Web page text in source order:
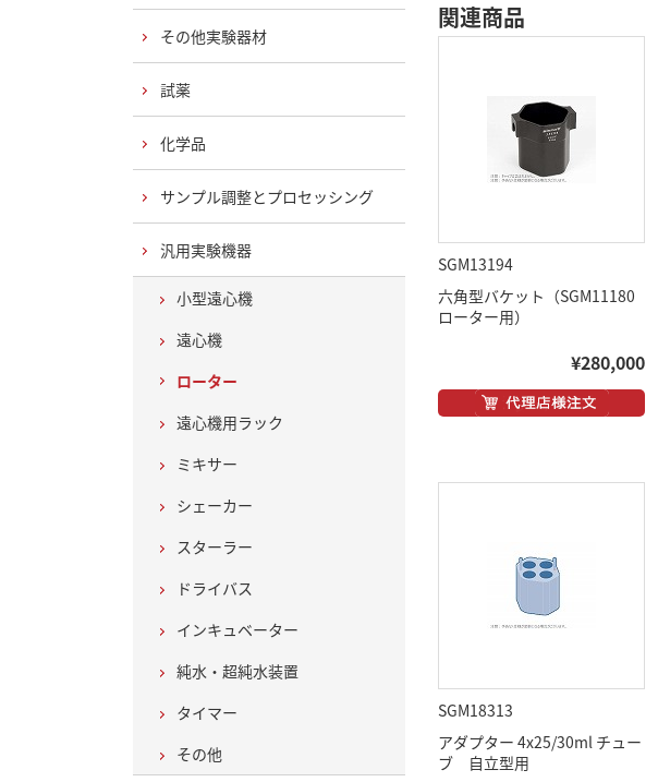
関連商品
SGM13194
六角型バケット（SGM11180
ローター用）
¥280,000
SGM18313
アダプター 4x25/30ml チュー
ブ 自立型用
その他実験器材
試薬
化学品
サンプル調整とプロセッシング
汎用実験機器
小型遠心機
遠心機
ローター
遠心機用ラック
ミキサー
シェーカー
スターラー
ドライバス
インキュベーター
純水・超純水装置
タイマー
その他